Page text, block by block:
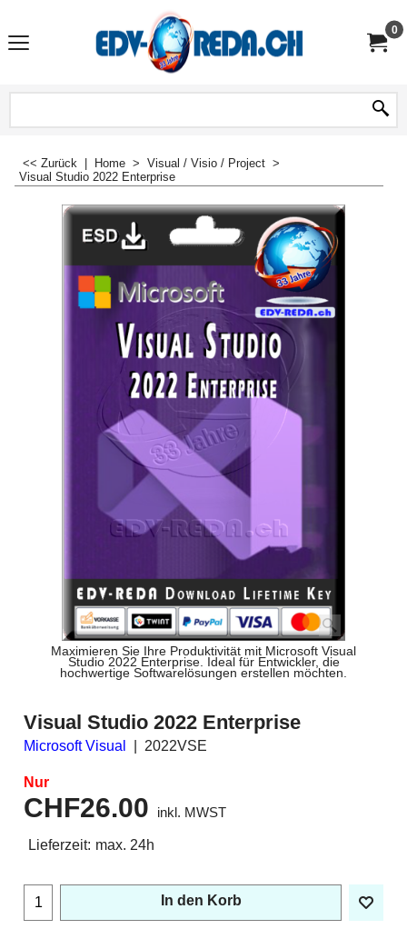
0
<< Zurück Home > Visual / Visio / Project >
Visual Studio 2022 Enterprise
Maximieren Sie Ihre Produktivität mit Microsoft Visual
Studio 2022 Enterprise. Ideal für Entwickler, die
hochwertige Softwarelösungen erstellen möchten.
Visual Studio 2022 Enterprise
Microsoft Visual 2022VSE
Nur
CHF26.00 inkl. MWST
Lieferzeit: max. 24h
In den Korb